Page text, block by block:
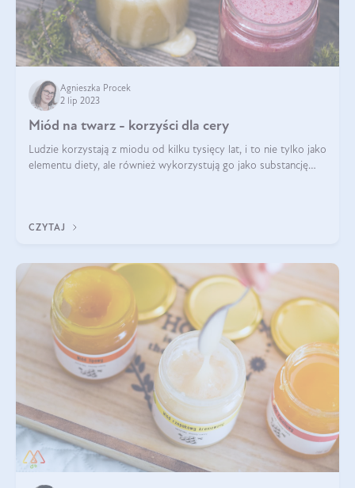
Agnieszka Procek
2 lip 2023
Miód na twarz - korzyści dla cery
Ludzie korzystają z miodu od kilku tysięcy lat, i to nie tylko jako
elementu diety, ale również wykorzystują go jako substancję
CZYTAJ